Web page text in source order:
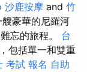
沙鹿按摩 and 竹
豪華的尼羅河
忘的旅程。 台
包括單一和雙重
考試 報名 自助